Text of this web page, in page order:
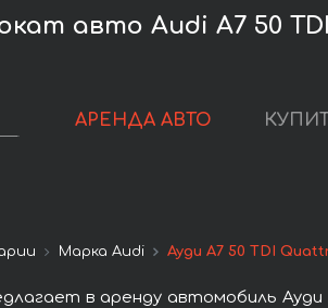
авто Audi A7 50
АРЕНДА АВТО
Марка Audi Ауди A7 50 TDI
в аренду автомобиль